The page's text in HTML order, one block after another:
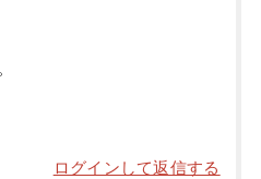
ログインして返信する